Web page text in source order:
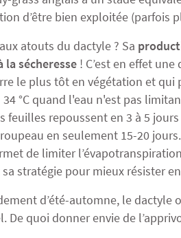
d’être bien exploitée (parfois
atouts du dactyle ? Sa
la sécheresse ! C’est en effet
le plus tôt en végétation et
34 °C quand l'eau n'est pas
feuilles repoussent en 3 à 5
en seulement 15-20
de limiter
sa stratégie pour mieux résister
d’été-automne, le
De quoi donner envie de